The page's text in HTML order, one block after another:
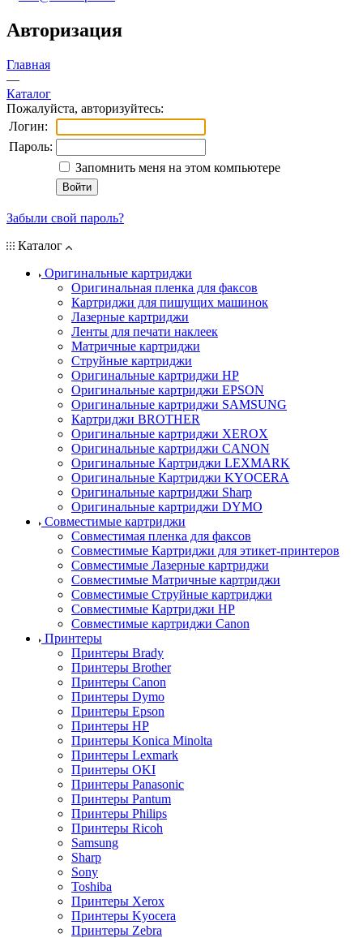
Авторизация
Главная
—
Каталог
Пожалуйста, авторизуйтесь:
Логин:
Пароль:
Запомнить меня на этом компьютере
Забыли свой пароль?
Каталог
Оригинальные картриджи
Оригинальная пленка для факсов
Картриджи для пишущих машинок
Лазерные картриджи
Ленты для печати наклеек
Матричные картриджи
Струйные картриджи
Оригинальные картриджи HP
Оригинальные картриджи EPSON
Оригинальные картриджи SAMSUNG
Картриджи BROTHER
Оригинальные картриджи XEROX
Оригинальные картриджи CANON
Оригинальные Картриджи LEXMARK
Оригинальные Картриджи KYOCERA
Оригинальные картриджи Sharp
Оригинальные картриджи DYMO
Совместимые картриджи
Совместимая пленка для факсов
Совместимые Картриджи для этикет-принтеров
Совместимые Лазерные картриджи
Совместимые Матричные картриджи
Совместимые Струйные картриджи
Совместимые Картриджи HP
Совместимые картриджи Canon
Принтеры
Принтеры Brady
Принтеры Brother
Принтеры Canon
Принтеры Dymo
Принтеры Epson
Принтеры HP
Принтеры Konica Minolta
Принтеры Lexmark
Принтеры OKI
Принтеры Panasonic
Принтеры Pantum
Принтеры Philips
Принтеры Ricoh
Samsung
Sharp
Sony
Toshiba
Принтеры Xerox
Принтеры Kyocera
Принтеры Zebra